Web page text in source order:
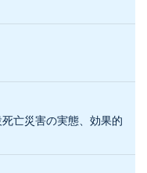
亡災害の実態、効果的